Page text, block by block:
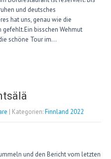
und deutsches
hat uns, genau wie die
bisschen Wehmut
schöne Tour im…
| Kategorien:Finnland 2022
und den Bericht vom letzten